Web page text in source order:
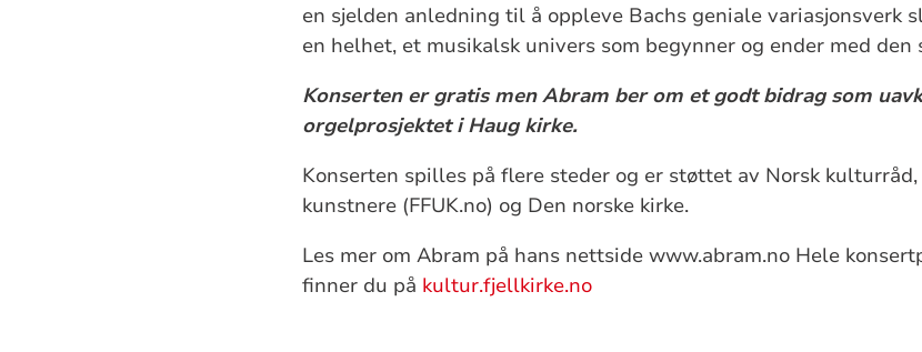
en sjelden anledning til å oppleve Bachs geniale variasjonsverk
en helhet, et musikalsk univers som begynner og ender med den
Konserten er gratis men Abram ber om et godt bidrag som
orgelprosjektet i Haug kirke.
Konserten spilles på flere steder og er støttet av Norsk
kunstnere (FFUK.no) og Den norske kirke.
Les mer om Abram på hans nettside www.abram.no Hele
finner du på kultur.fjellkirke.no